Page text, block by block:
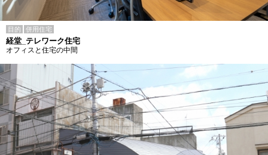
目的 併用住宅
経堂_テレワーク住宅
オフィスと住宅の中間